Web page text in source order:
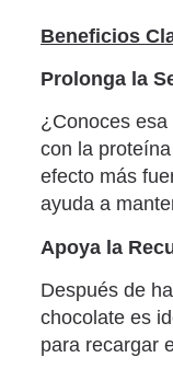
Beneficios
Prolonga la
¿Conoces
con la
efecto más
ayuda a
Apoya la
Después de
chocolate es
para recargar